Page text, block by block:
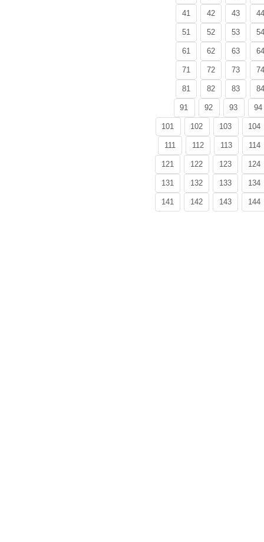
41 42 43 44
51 52 53 54
61 62 63 64
71 72 73 74
81 82 83 84
91 92 93 94
101 102 103 104
111 112 113 114
121 122 123 124
131 132 133 134
141 142 143 144